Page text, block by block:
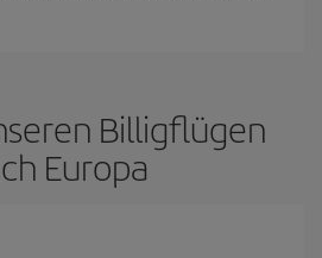
Billigflügen
Europa